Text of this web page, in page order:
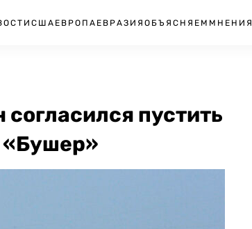
США ЕВРОПА ЕВРАЗИЯ ОБЪЯСНЯЕМ МНЕНИЯ
пустить